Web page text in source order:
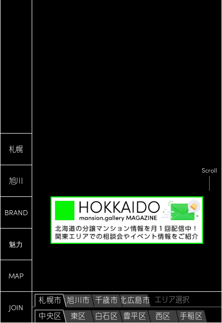
札幌
旭川
BRAND
魅力
MAP
JOIN
札幌市 旭川市 千歳市北広島市
中央区
東区 白石区 豊平区 西区 手稲区
Scroll